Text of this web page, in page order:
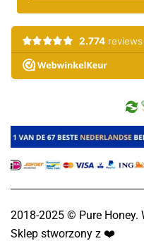
2018-2025 © Pure Honey.
Sklep stworzony z ❤️